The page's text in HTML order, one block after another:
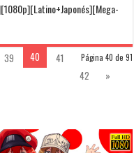
Página 40 de 91
39 40
41
42
»